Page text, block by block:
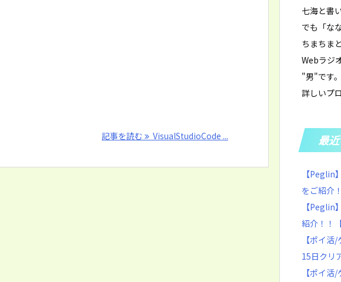
記事を読む VisualStudioCode ...
七海と書
でも「な
ちまちま
Webラジ
"男"です。
詳しいプ
最
【Peglin
をご紹介
【Peglin
紹介！！
【ポイ
15日クリ
【ポイ